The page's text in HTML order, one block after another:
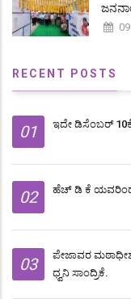
RECENT POSTS
01 ಇದೇ ಡಿಸೆಂಬರ್
02 ಹೆಚ್ ಡಿ ಕೆ ಯವರಿಂದ
03
ಪೇಜಾವರ
ಧ್ವನಿ ಸಾಂದ್ರಿಕೆ.